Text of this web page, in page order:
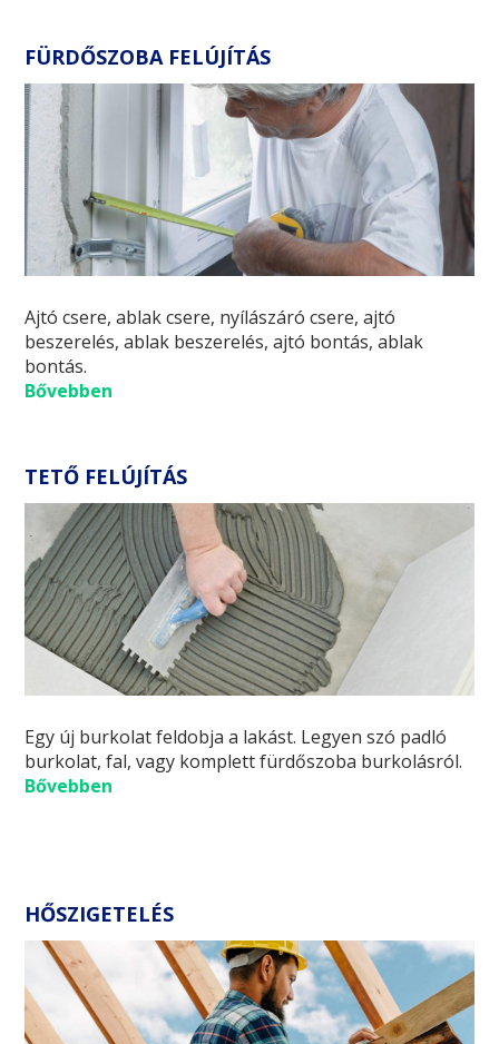
FÜRDŐSZOBA FELÚJÍTÁS
Ajtó csere, ablak csere, nyílászáró csere, ajtó
beszerelés, ablak beszerelés, ajtó bontás, ablak
bontás.
Bővebben
TETŐ FELÚJÍTÁS
Egy új burkolat feldobja a lakást. Legyen szó padló
burkolat, fal, vagy komplett fürdőszoba burkolásról.
Bővebben
HŐSZIGETELÉS